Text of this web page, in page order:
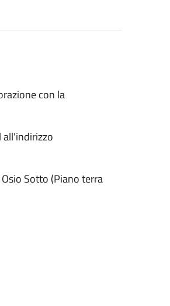
con la
Sotto (Piano terra